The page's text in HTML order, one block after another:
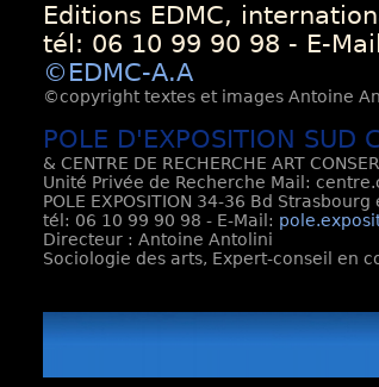
Editions EDMC,
tél: 06 10 99 90 98 - E-
©EDMC-A.A
©copyright textes et images Antoine
POLE D'EXPOSITION SUD
& CENTRE DE RECHERCHE ART
Unité Privée de Recherche Mail:
POLE EXPOSITION 34-36 Bd Strasbourg
tél: 06 10 99 90 98 - E-Mail:
Directeur : Antoine Antolini
Sociologie des arts, Expert-conseil en